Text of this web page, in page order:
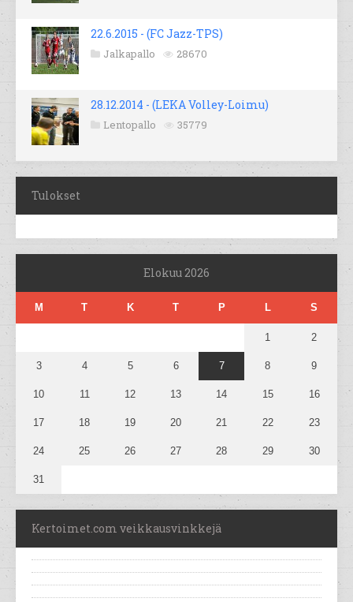
22.6.2015 - (FC Jazz-TPS)
Jalkapallo 28670
28.12.2014 - (LEKA Volley-Loimu)
Lentopallo 35779
Tulokset
Elokuu 2026
M T K T P L S
1 2
3 4 5 6 7 8 9
10 11 12 13 14 15 16
17 18 19 20 21 22 23
24 25 26 27 28 29 30
31
Kertoimet.com veikkausvinkkejä